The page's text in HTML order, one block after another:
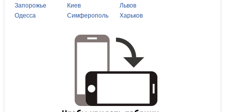
Запорожье
Киев
Львов
Одесса
Симферополь Харьков